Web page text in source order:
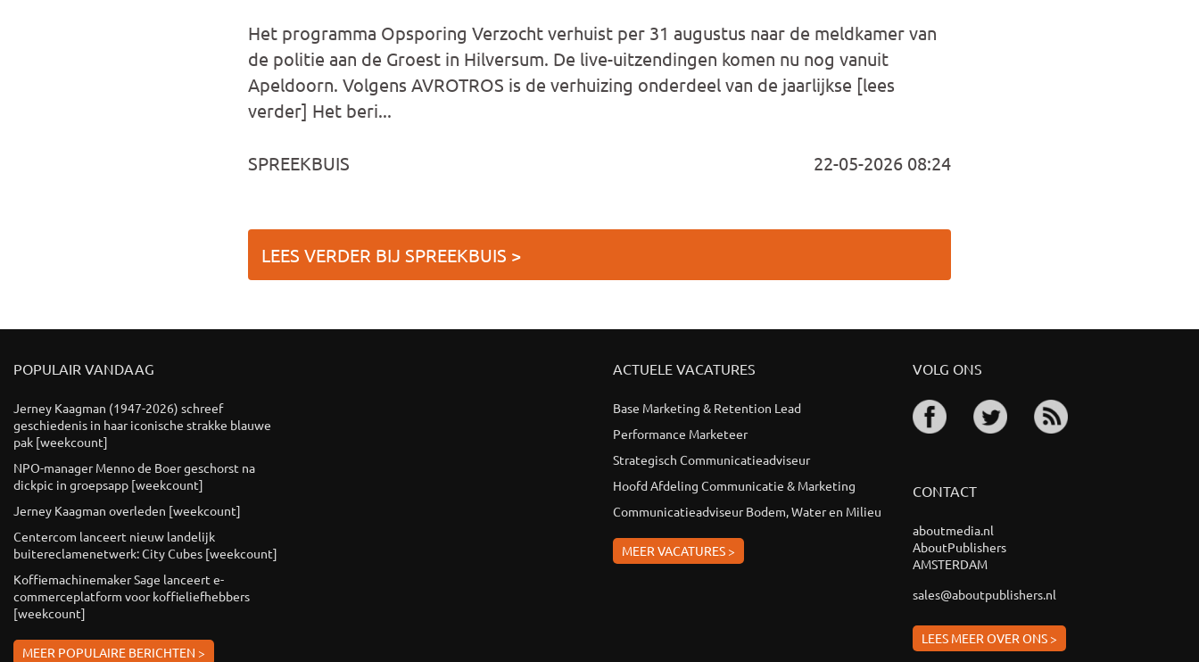
Het programma Opsporing Verzocht verhuist per 31 augustus naar de meldkamer van
de politie aan de Groest in Hilversum. De live-uitzendingen komen nu nog vanuit
Apeldoorn. Volgens AVROTROS is de verhuizing onderdeel van de jaarlijkse [lees
verder] Het beri...
SPREEKBUIS 22-05-2026 08:24
LEES VERDER BIJ SPREEKBUIS >
POPULAIR VANDAAG
Jerney Kaagman (1947-2026) schreef
geschiedenis in haar iconische strakke blauwe
pak [weekcount]
NPO-manager Menno de Boer geschorst na
dickpic in groepsapp [weekcount]
Jerney Kaagman overleden [weekcount]
Centercom lanceert nieuw landelijk
buitereclamenetwerk: City Cubes [weekcount]
Koffiemachinemaker Sage lanceert e-
commerceplatform voor koffieliefhebbers
[weekcount]
MEER POPULAIRE BERICHTEN >
ACTUELE VACATURES
Base Marketing & Retention Lead
Performance Marketeer
Strategisch Communicatieadviseur
Hoofd Afdeling Communicatie & Marketing
Communicatieadviseur Bodem, Water en Milieu
MEER VACATURES >
VOLG ONS
CONTACT
aboutmedia.nl
AboutPublishers
AMSTERDAM
sales@aboutpublishers.nl
LEES MEER OVER ONS >